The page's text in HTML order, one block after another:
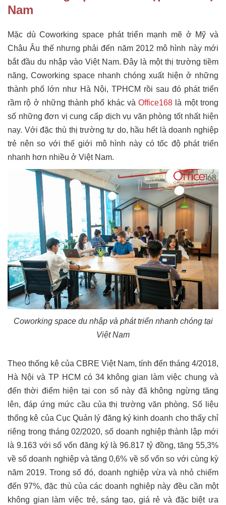
Nam
Mặc dù Coworking space phát triển mạnh mẽ ở Mỹ và
Châu Âu thế nhưng phải đến năm 2012 mô hình này mới
bắt đầu du nhập vào Việt Nam. Đây là một thị trường tiềm
năng, Coworking space nhanh chóng xuất hiện ở những
thành phố lớn như Hà Nội, TPHCM rồi sau đó phát triển
rầm rộ ở những thành phố khác vàOffice168 là một trong
số những đơn vị cung cấp dịch vụ văn phòng tốt nhất hiện
nay. Với đặc thù thị trường tự do, hầu hết là doanh nghiệp
trẻ nên so với thế giới mô hình này có tốc độ phát triển
nhanh hơn nhiều ở Việt Nam.
Coworking space du nhập và phát triển nhanh chóng tại
Việt Nam
Theo thống kê của CBRE Việt Nam, tính đến tháng 4/2018,
Hà Nội và TP HCM có 34 không gian làm việc chung và
đến thời điểm hiện tại con số này đã không ngừng tăng
lên, đáp ứng mức cầu của thị trường văn phòng. Số liệu
thống kê của Cục Quản lý đăng ký kinh doanh cho thấy chỉ
riêng trong tháng 02/2020, số doanh nghiệp thành lập mới
là 9.163 với số vốn đăng ký là 96.817 tỷ đồng, tăng 55,3%
về số doanh nghiệp và tăng 0,6% về số vốn so với cùng kỳ
năm 2019. Trong số đó, doanh nghiệp vừa và nhỏ chiếm
đến 97%, đặc thù của các doanh nghiệp này đều cần một
không gian làm việc trẻ, sáng tạo, giá rẻ và đặc biệt ưa